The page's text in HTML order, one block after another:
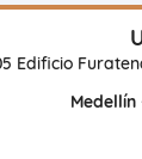
Edificio